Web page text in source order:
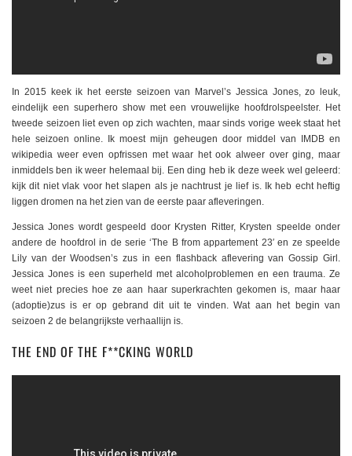
In 2015 keek ik het eerste seizoen van Marvel’s Jessica Jones, zo leuk,
eindelijk een superhero show met een vrouwelijke hoofdrolspeelster. Het
tweede seizoen liet even op zich wachten, maar sinds vorige week staat het
hele seizoen online. Ik moest mijn geheugen door middel van IMDB en
wikipedia weer even opfrissen met waar het ook alweer over ging, maar
inmiddels ben ik weer helemaal bij. Een ding heb ik deze week wel geleerd:
kijk dit niet vlak voor het slapen als je nachtrust je lief is. Ik heb echt heftig
liggen dromen na het zien van de eerste paar afleveringen.
Jessica Jones wordt gespeeld door Krysten Ritter, Krysten speelde onder
andere de hoofdrol in de serie ‘The B from appartement 23′ en ze speelde
Lily van der Woodsen’s zus in een flashback aflevering van Gossip Girl.
Jessica Jones is een superheld met alcoholproblemen en een trauma. Ze
weet niet precies hoe ze aan haar superkrachten gekomen is, maar haar
(adoptie)zus is er op gebrand dit uit te vinden. Wat aan het begin van
seizoen 2 de belangrijkste verhaallijn is.
THE END OF THE F**CKING WORLD